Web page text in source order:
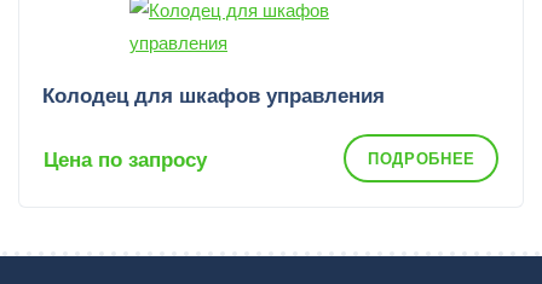
Колодец для шкафов управления
Цена по запросу ПОДРОБНЕЕ